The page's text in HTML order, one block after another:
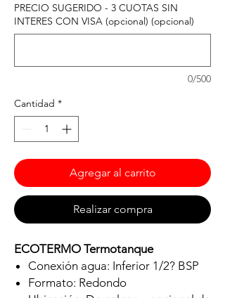
PRECIO SUGERIDO - 3 CUOTAS SIN
INTERES CON VISA (opcional) (opcional)
0/500
Cantidad *
Agregar al carrito
Realizar compra
ECOTERMO Termotanque
Conexión agua: Inferior 1/2? BSP
Formato: Redondo